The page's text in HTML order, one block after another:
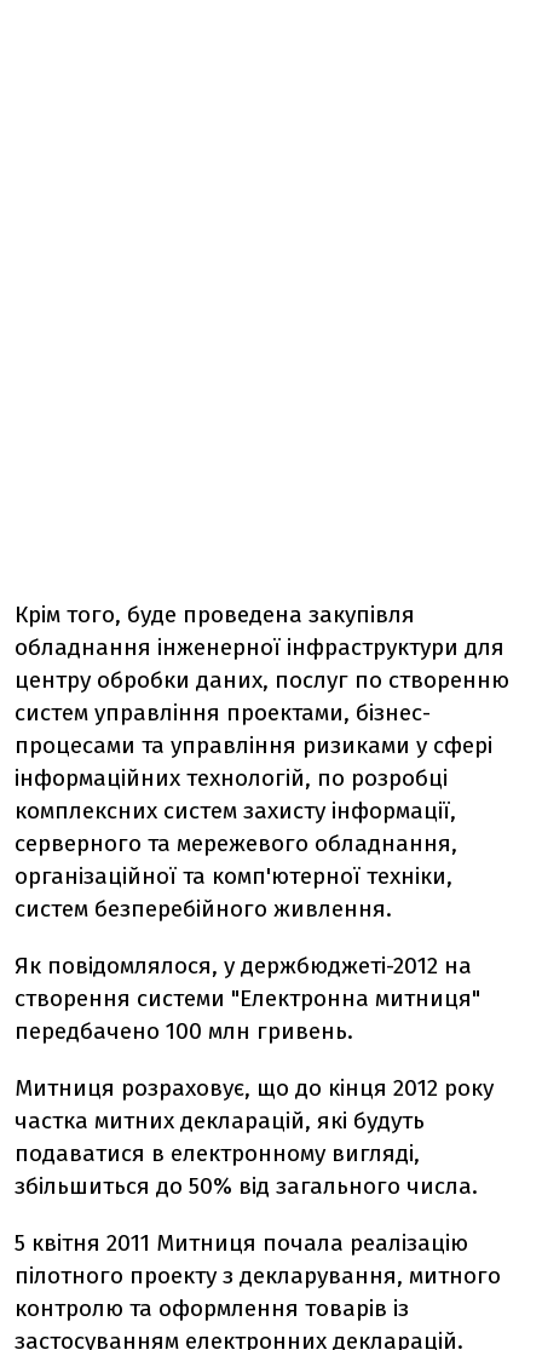
Крім того, буде проведена закупівля
обладнання інженерної інфраструктури для
центру обробки даних, послуг по створенню
систем управління проектами, бізнес-
процесами та управління ризиками у сфері
інформаційних технологій, по розробці
комплексних систем захисту інформації,
серверного та мережевого обладнання,
організаційної та комп'ютерної техніки,
систем безперебійного живлення.
Як повідомлялося, у держбюджеті-2012 на
створення системи "Електронна митниця"
передбачено 100 млн гривень.
Митниця розраховує, що до кінця 2012 року
частка митних декларацій, які будуть
подаватися в електронному вигляді,
збільшиться до 50% від загального числа.
5 квітня 2011 Митниця почала реалізацію
пілотного проекту з декларування, митного
контролю та оформлення товарів із
застосуванням електронних декларацій.